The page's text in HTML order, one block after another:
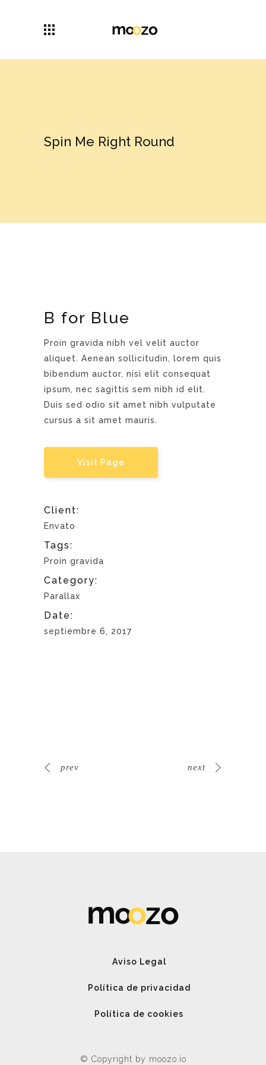
Spin Me Right Round
B for Blue
Proin gravida nibh vel velit auctor
aliquet. Aenean sollicitudin, lorem quis
bibendum auctor, nisi elit consequat
ipsum, nec sagittis sem nibh id elit.
Duis sed odio sit amet nibh vulputate
cursus a sit amet mauris.
Visit Page
Client:
Envato
Tags:
Proin gravida
Category:
Parallax
Date:
septiembre 6, 2017
prev next
Aviso Legal
Política de privacidad
Política de cookies
© Copyright by moozo.io